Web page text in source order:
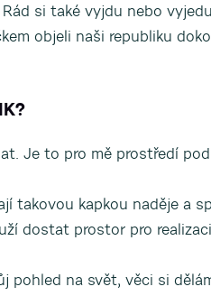
si také vyjdu nebo
objeli naši republiku
Je to pro mě prostředí
takovou kapkou naděje a
dostat prostor pro
pohled na svět, věci si